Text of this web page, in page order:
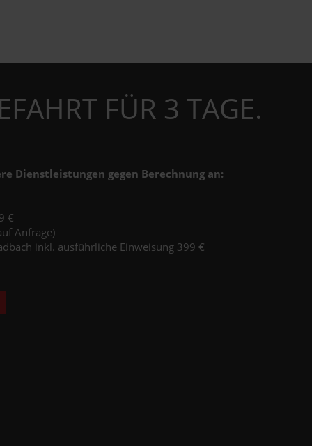
FÜR 3 TAGE.
Dienstleistungen gegen Berechnung an:
€
Anfrage)
inkl. ausführliche Einweisung 399 €